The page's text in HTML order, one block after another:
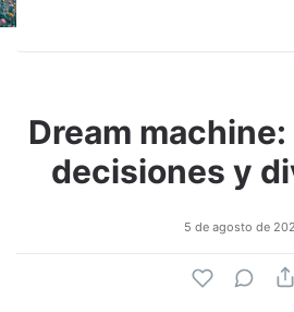
Dream
decisiones y
5 de agosto de